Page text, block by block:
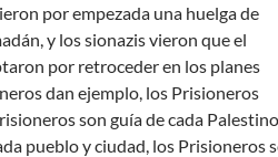
por empezada una huelga de
y los sionazis vieron que el
por retroceder en los planes
dan ejemplo, los Prisioneros
son guía de cada
pueblo y ciudad, los Prisioneros